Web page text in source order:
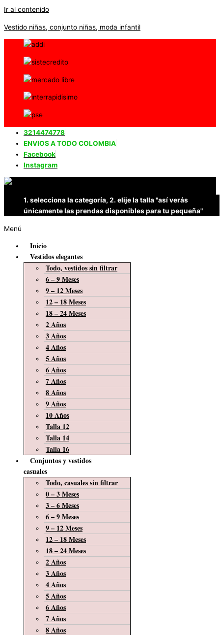
Ir al contenido
Vestido niñas, conjunto niñas, moda infantil
3214474778
ENVIOS A TODO COLOMBIA
Facebook
Instagram
1. selecciona la categoría, 2. elije la talla "así verás
únicamente las prendas disponibles para tu pequeña"
Menú
Inicio
Vestidos elegantes
Todo, vestidos sin filtrar
6 – 9 Meses
9 – 12 Meses
12 – 18 Meses
18 – 24 Meses
2 Años
3 Años
4 Años
5 Años
6 Años
7 Años
8 Años
9 Años
10 Años
Talla 12
Talla 14
Talla 16
Conjuntos y vestidos
casuales
Todo, casuales sin filtrar
0 – 3 Meses
3 – 6 Meses
6 – 9 Meses
9 – 12 Meses
12 – 18 Meses
18 – 24 Meses
2 Años
3 Años
4 Años
5 Años
6 Años
7 Años
8 Años